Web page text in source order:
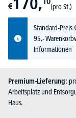
€ (pro St.)
Standard-Preis
95,-
Informationen
Premium-Lieferung:
Arbeitsplatz und
Haus.